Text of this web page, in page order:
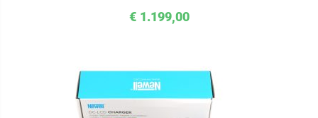
€ 1.199,00